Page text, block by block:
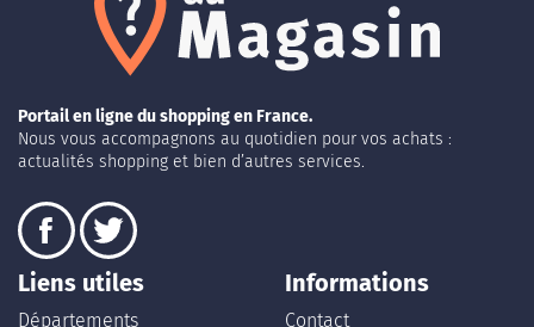
Portail en ligne du shopping en France.
Nous vous accompagnons au quotidien pour vos achats :
actualités shopping et bien d’autres services.
Liens utiles
Départements
Informations
Contact